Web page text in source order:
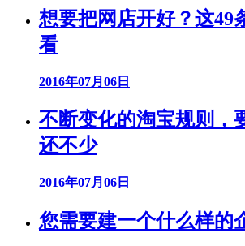
想要把网店开好？这49
看
2016年07月06日
不断变化的淘宝规则，
还不少
2016年07月06日
您需要建一个什么样的